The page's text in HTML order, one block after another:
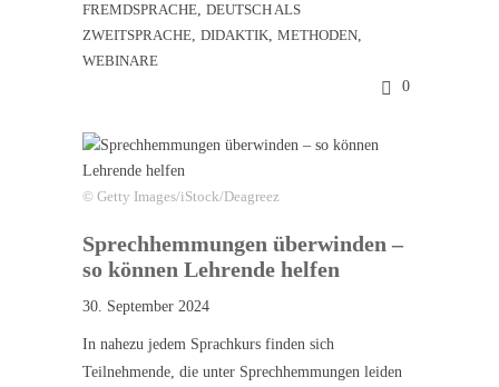
FREMDSPRACHE, DEUTSCH ALS
ZWEITSPRACHE, DIDAKTIK, METHODEN,
WEBINARE
0
© Getty Images/iStock/Deagreez
Sprechhemmungen überwinden –
so können Lehrende helfen
30. September 2024
In nahezu jedem Sprachkurs finden sich
Teilnehmende, die unter Sprechhemmungen leiden